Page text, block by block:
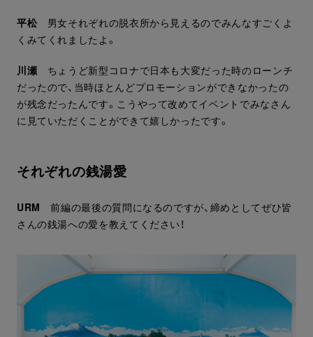
平松 男女それぞれの脱衣所から見えるのでみんなすごくよ
くみてくれましたよ。
川瀬 ちょうど新型コロナで日本も大変だった時のローンチ
だったので、当時ほとんどプロモーションができなかったの
が残念だったんです。こうやって改めてイベントでみなさん
に見ていただくことができて嬉しかったです。
それぞれの銭湯愛
URM 前編の最後の質問になるのですが、締めとしてぜひ皆
さんの銭湯への愛を教えてください！